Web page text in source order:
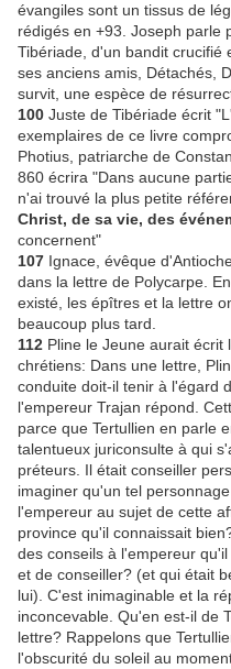
évangiles sont un tissus de
rédigés en +93. Joseph parle
Tibériade, d'un bandit crucifié
ses anciens amis, Détachés,
survit, une espèce de
100 Juste de Tibériade écrit
exemplaires de ce livre
Photius, patriarche de
860 écrira "Dans aucune
n'ai trouvé la plus petite
Christ, de sa vie, des
concernent"
107 Ignace, évêque
dans la lettre de Polycarpe.
existé, les épîtres et la lettre
beaucoup plus tard.
112 Pline le Jeune aurait
chrétiens: Dans une lettre,
conduite doit-il tenir à l'égard
l'empereur Trajan répond.
parce que Tertullien en parle
talentueux juriconsulte à qui
préteurs. Il était conseiller
imaginer qu'un tel
l'empereur au sujet de cette
province qu'il connaissait
des conseils à l'empereur
et de conseiller? (et qui était
lui). C'est inimaginable et la
inconcevable. Qu'en est-il de
lettre? Rappelons que
l'obscurité du soleil au